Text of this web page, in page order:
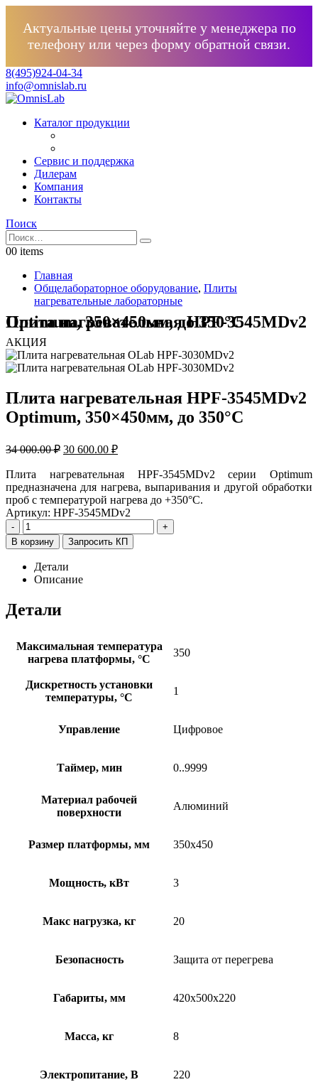
Актуальные цены уточняйте у менеджера по
телефону или через форму обратной связи.
8(495)924-04-34
info@omnislab.ru
Каталог продукции
Сервис и поддержка
Дилерам
Компания
Контакты
Поиск
00 items
Главная
Общелабораторное оборудование, Плиты
нагревательные лабораторные
Плита нагревательная HPF-3545MDv2 Optimum, 350×450мм, до 350°С
АКЦИЯ
Плита нагревательная HPF-3545MDv2
Optimum, 350×450мм, до 350°С
34 000.00₽ Первоначальная
составляла
34
000.00 ₽.
30 600.00 ₽Текущая
30
600.00 ₽.
Плита нагревательная HPF-3545MDv2 серии Optimum
предназначена для нагрева, выпаривания и другой обработки
проб с температурой нагрева до +350°С.
Артикул: HPF-3545MDv2
-
+
В корзину
Запросить КП
Детали
Описание
Детали
Максимальная температура
нагрева платформы, °C
350
Дискретность установки
температуры, °C
1
Управление Цифровое
Таймер, мин 0..9999
Материал рабочей
поверхности
Алюминий
Размер платформы, мм 350х450
Мощность, кВт 3
Макс нагрузка, кг 20
Безопасность Защита от перегрева
Габариты, мм 420х500х220
Масса, кг 8
Электропитание, В 220